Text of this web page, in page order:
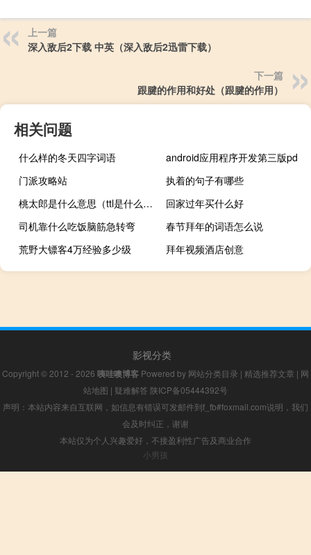
上一篇
深入敌后2下载 中英（深入敌后2迅雷下载）
下一篇
跟腱的作用和好处（跟腱的作用）
相关问题
什么样的冬天四字词语
android应用程序开发第三版pdf
门派攻略站
执着的句子有哪些
桃太郎是什么意思（ttl是什么意思啊）
回家过年买什么好
司机靠什么吃饭脑筋急转弯
春节拜年的词语怎么说
荒野大镖客4万经验多少级
拜年视频酒店创意
影视分类
Copyright © 2012 - 2026 咦哇噢博客 Powered by 网站分类目录 | 精选推荐文章 | 网
站地图 | 疑难解答 陕ICP备05444392号
声明：本站内容来自互联网，如信息有错误可发邮件到f_fb#foxmail.com说明，我们
会及时纠正，谢谢
本站仅为个人兴趣爱好，不接盈利性广告及商业合作
小男孩